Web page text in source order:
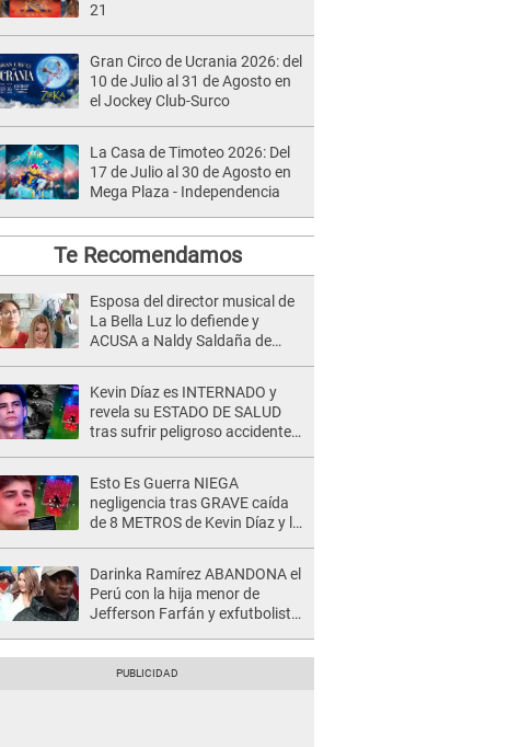
21
Gran Circo de Ucrania 2026: del
10 de Julio al 31 de Agosto en
el Jockey Club-Surco
La Casa de Timoteo 2026: Del
17 de Julio al 30 de Agosto en
Mega Plaza - Independencia
Te Recomendamos
Esposa del director musical de
La Bella Luz lo defiende y
ACUSA a Naldy Saldaña de
Kevin Díaz es INTERNADO y
revela su ESTADO DE SALUD
tras sufrir peligroso accidente
Esto Es Guerra NIEGA
negligencia tras GRAVE caída
de 8 METROS de Kevin Díaz y lo
Darinka Ramírez ABANDONA el
Perú con la hija menor de
Jefferson Farfán y exfutbolista